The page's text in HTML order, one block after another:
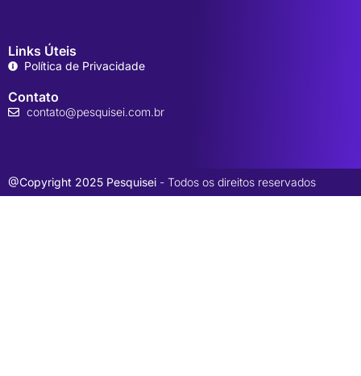
Links Úteis
Política de Privacidade
Contato
contato@pesquisei.com.br
@Copyright 2025 Pesquisei - Todos os direitos reservados